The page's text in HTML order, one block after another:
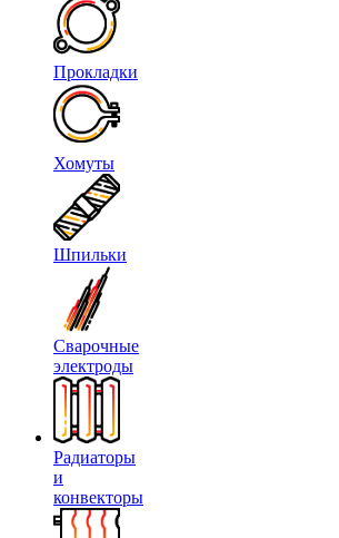
Прокладки
Хомуты
Шпильки
Сварочные
электроды
Радиаторы
и
конвекторы